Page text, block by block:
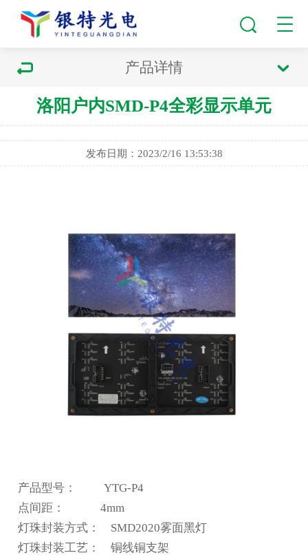
产品详情
洛阳户内SMD-P4全彩显示单元
发布日期：2023/2/16 13:53:38
产品型号： YTG-P4
点间距： 4mm
灯珠封装方式： SMD2020雾面黑灯
灯珠封装工艺： 铜线铜支架